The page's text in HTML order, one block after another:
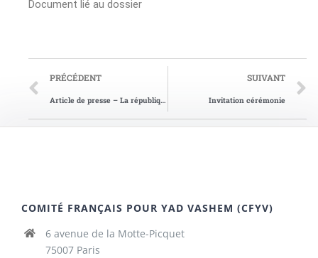
Document lié au dossier
PRÉCÉDENT
Article de presse – La république du Centre
SUIVANT
Invitation cérémonie
COMITÉ FRANÇAIS POUR YAD VASHEM (CFYV)
6 avenue de la Motte-Picquet
75007 Paris